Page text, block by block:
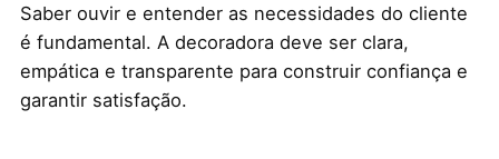
Saber ouvir e entender as necessidades do cliente
é fundamental. A decoradora deve ser clara,
empática e transparente para construir confiança e
garantir satisfação.